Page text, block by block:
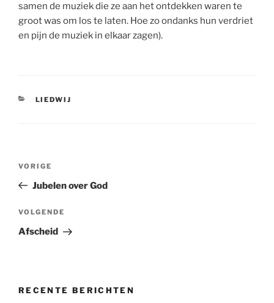
samen de muziek die ze aan het ontdekken waren te
groot was om los te laten. Hoe zo ondanks hun verdriet
en pijn de muziek in elkaar zagen).
CATEGORIEËN
LIEDWIJ
Vorig
bericht
VORIGE
Jubelen over God
Volgend
bericht
VOLGENDE
Afscheid
RECENTE BERICHTEN